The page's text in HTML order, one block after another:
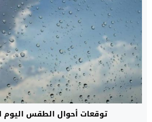
توقعات أحوال الطقس